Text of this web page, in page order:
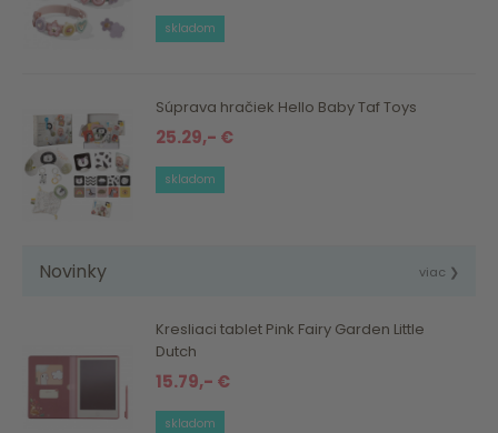
skladom
Súprava hračiek Hello Baby Taf Toys
25.29,- €
skladom
Novinky viac ❯
Kresliaci tablet Pink Fairy Garden Little
Dutch
15.79,- €
skladom